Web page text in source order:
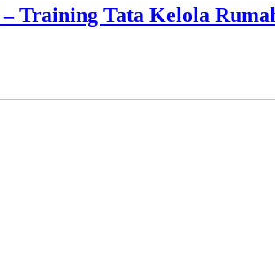
Training Tata Kelola